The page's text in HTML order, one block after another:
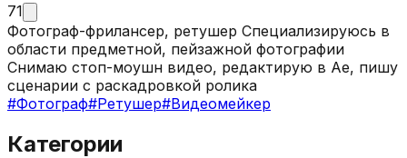
71
Фотограф-фрилансер, ретушер Специализируюсь в
области предметной, пейзажной фотографии
Снимаю стоп-моушн видео, редактирую в Ае, пишу
сценарии с раскадровкой ролика
#Фотограф#Ретушер#Видеомейкер
Категории